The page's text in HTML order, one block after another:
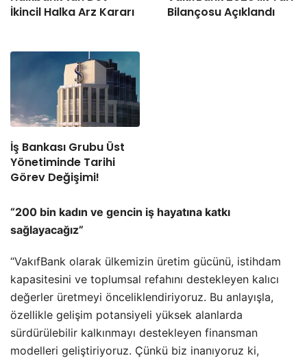
İkincil Halka Arz Kararı
Bilançosu Açıklandı
İş Bankası Grubu Üst
Yönetiminde Tarihi
Görev Değişimi!
“200 bin kadın ve gencin iş hayatına katkı
sağlayacağız”
“VakıfBank olarak ülkemizin üretim gücünü, istihdam
kapasitesini ve toplumsal refahını destekleyen kalıcı
değerler üretmeyi önceliklendiriyoruz. Bu anlayışla,
özellikle gelişim potansiyeli yüksek alanlarda
sürdürülebilir kalkınmayı destekleyen finansman
modelleri geliştiriyoruz. Çünkü biz inanıyoruz ki,